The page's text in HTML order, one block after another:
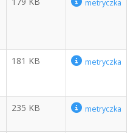
metryczka
181 KB metryczka
235 KB metryczka